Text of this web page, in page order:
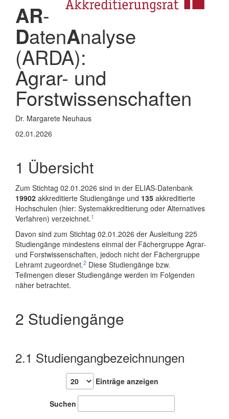
AR-
DatenAnalyse
(ARDA):
Agrar- und
Forstwissenschaften
Dr. Margarete Neuhaus
02.01.2026
1 Übersicht
Zum Stichtag 02.01.2026 sind in der ELIAS-Datenbank
19902 akkreditierte Studiengänge und 135 akkreditierte
Hochschulen (hier: Systemakkreditierung oder Alternatives
Verfahren) verzeichnet.1
Davon sind zum Stichtag 02.01.2026 der Ausleitung 225
Studiengänge mindestens einmal der Fächergruppe Agrar-
und Forstwissenschaften, jedoch nicht der Fächergruppe
Lehramt zugeordnet.2 Diese Studiengänge bzw.
Teilmengen dieser Studiengänge werden im Folgenden
näher betrachtet.
2 Studiengänge
2.1 Studiengangbezeichnungen
Einträge anzeigen
Suchen